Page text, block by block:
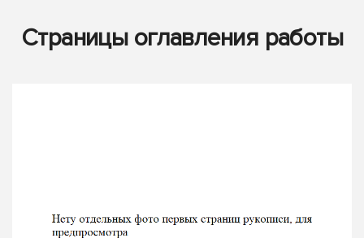
Страницы оглавления работы